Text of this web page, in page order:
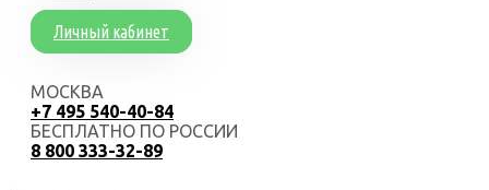
Личный кабинет
МОСКВА
+7 495 540-40-84
БЕСПЛАТНО ПО РОССИИ
8 800 333-32-89